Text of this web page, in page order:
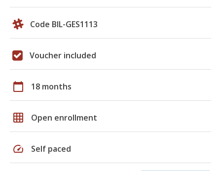
Code BIL-GES1113
Voucher included
calendar_today 18 months
grid_on Open enrollment
speed Self paced